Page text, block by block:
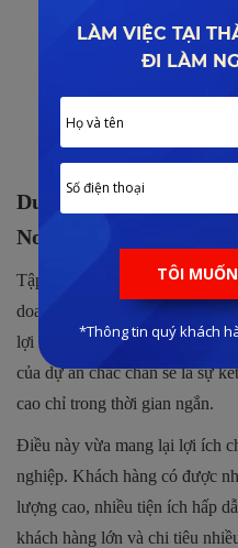
cao và ổn định.
Các đơn vị tham gia du
dưỡng, mở ra cơ hội
đặc biệt là khách quốc tế.
Du lịch M.I.C.E sẽ
Novaworld Phan Thiết
Tập đoàn Novaland sẽ đưa
doanh trong dự án khu nghỉ
lợi ích của mô hình du lịch này
của dự án chắc chắn sẽ là sự
cao chỉ trong thời gian ngắn.
Điều này vừa mang lại lợi ích
nghiệp. Khách hàng có được
lượng cao, nhiều tiện ích hấp
khách hàng lớn và chi tiêu